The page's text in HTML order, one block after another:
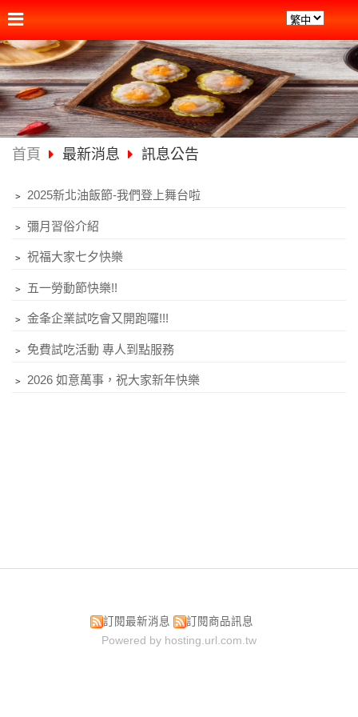
首頁 最新消息 訊息公告
﹥ 2025新北油飯節-我們登上舞台啦
﹥ 彌月習俗介紹
﹥ 祝福大家七夕快樂
﹥ 五一勞動節快樂!!
﹥ 金夆企業試吃會又開跑囉!!!
﹥ 免費試吃活動 專人到點服務
﹥ 2026 如意萬事，祝大家新年快樂
訂閱最新消息
訂閱商品訊息
Powered by hosting.url.com.tw